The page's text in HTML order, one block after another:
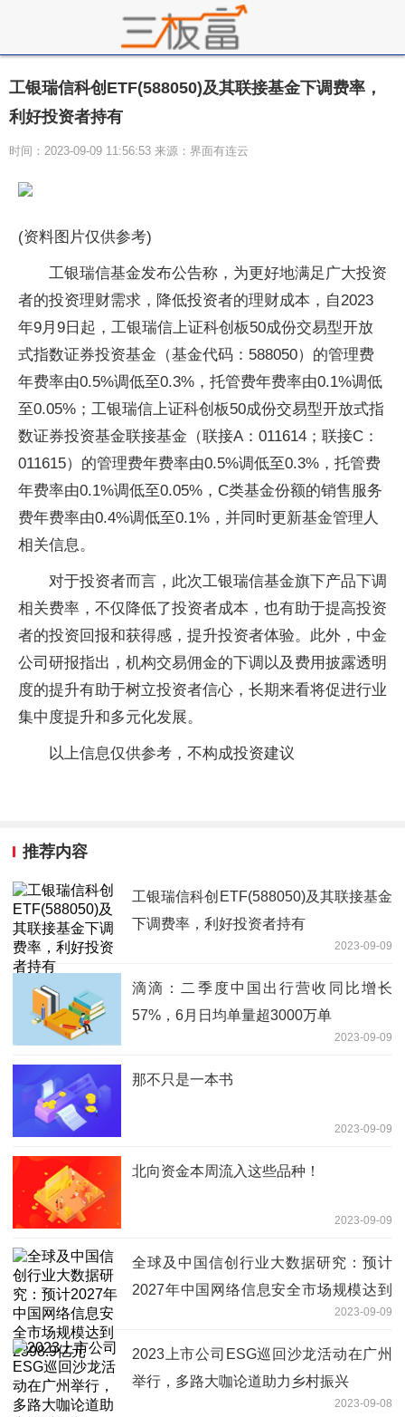
工银瑞信科创ETF(588050)及其联接基金下调费率，
利好投资者持有
时间：2023-09-09 11:56:53 来源：界面有连云
(资料图片仅供参考)
工银瑞信基金发布公告称，为更好地满足广大投资
者的投资理财需求，降低投资者的理财成本，自2023
年9月9日起，工银瑞信上证科创板50成份交易型开放
式指数证券投资基金（基金代码：588050）的管理费
年费率由0.5%调低至0.3%，托管费年费率由0.1%调低
至0.05%；工银瑞信上证科创板50成份交易型开放式指
数证券投资基金联接基金（联接A：011614；联接C：
011615）的管理费年费率由0.5%调低至0.3%，托管费
年费率由0.1%调低至0.05%，C类基金份额的销售服务
费年费率由0.4%调低至0.1%，并同时更新基金管理人
相关信息。
对于投资者而言，此次工银瑞信基金旗下产品下调
相关费率，不仅降低了投资者成本，也有助于提高投资
者的投资回报和获得感，提升投资者体验。此外，中金
公司研报指出，机构交易佣金的下调以及费用披露透明
度的提升有助于树立投资者信心，长期来看将促进行业
集中度提升和多元化发展。
以上信息仅供参考，不构成投资建议
推荐内容
工银瑞信科创ETF(588050)及其联接基金
下调费率，利好投资者持有
2023-09-09
滴滴：二季度中国出行营收同比增长
57%，6月日均单量超3000万单
2023-09-09
那不只是一本书
2023-09-09
北向资金本周流入这些品种！
2023-09-09
全球及中国信创行业大数据研究：预计
2027年中国网络信息安全市场规模达到
2023-09-09
2023上市公司ESG巡回沙龙活动在广州
举行，多路大咖论道助力乡村振兴
2023-09-08